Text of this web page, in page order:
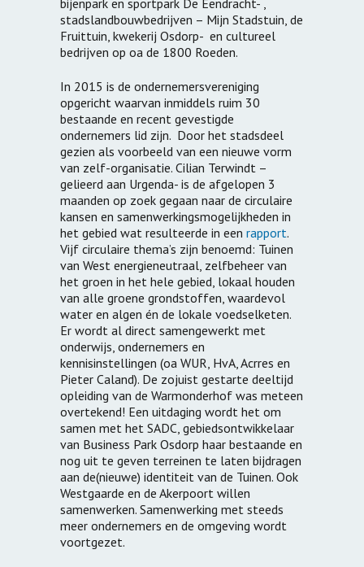
bijenpark en sportpark De Eendracht- ,
stadslandbouwbedrijven – Mijn Stadstuin, de
Fruittuin, kwekerij Osdorp- en cultureel
bedrijven op oa de 1800 Roeden.
In 2015 is de ondernemersvereniging
opgericht waarvan inmiddels ruim 30
bestaande en recent gevestigde
ondernemers lid zijn. Door het stadsdeel
gezien als voorbeeld van een nieuwe vorm
van zelf-organisatie. Cilian Terwindt –
gelieerd aan Urgenda- is de afgelopen 3
maanden op zoek gegaan naar de circulaire
kansen en samenwerkingsmogelijkheden in
het gebied wat resulteerde in een rapport.
Vijf circulaire thema’s zijn benoemd: Tuinen
van West energieneutraal, zelfbeheer van
het groen in het hele gebied, lokaal houden
van alle groene grondstoffen, waardevol
water en algen én de lokale voedselketen.
Er wordt al direct samengewerkt met
onderwijs, ondernemers en
kennisinstellingen (oa WUR, HvA, Acrres en
Pieter Caland). De zojuist gestarte deeltijd
opleiding van de Warmonderhof was meteen
overtekend! Een uitdaging wordt het om
samen met het SADC, gebiedsontwikkelaar
van Business Park Osdorp haar bestaande en
nog uit te geven terreinen te laten bijdragen
aan de(nieuwe) identiteit van de Tuinen. Ook
Westgaarde en de Akerpoort willen
samenwerken. Samenwerking met steeds
meer ondernemers en de omgeving wordt
voortgezet.